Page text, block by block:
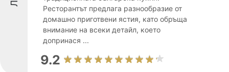
Ресторантът предлага разнообразие от
домашно приготвени ястия, като обръща
внимание на всеки детайл, което
допринася ...
9.2